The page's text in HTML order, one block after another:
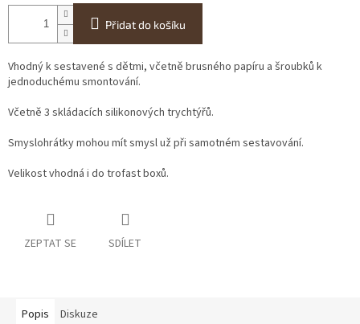
Přidat do košíku
Vhodný k sestavené s dětmi, včetně brusného papíru a šroubků k
jednoduchému smontování.
Včetně 3 skládacích silikonových trychtýřů.
Smyslohrátky mohou mít smysl už při samotném sestavování.
Velikost vhodná i do trofast boxů.
ZEPTAT SE SDÍLET
Popis Diskuze